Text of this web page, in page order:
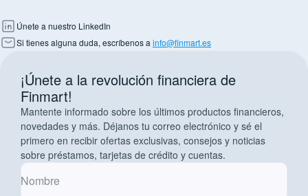
Únete a nuestro LinkedIn
Si tienes alguna duda, escríbenos a info@finmart.es
¡Únete a la revolución financiera de
Finmart!
Mantente informado sobre los últimos productos financieros,
novedades y más. Déjanos tu correo electrónico y sé el
primero en recibir ofertas exclusivas, consejos y noticias
sobre préstamos, tarjetas de crédito y cuentas.
Nombre